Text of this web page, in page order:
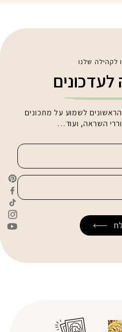
לקהילה שלנו
לשמוע על מתכונים
השראה, ועוד…